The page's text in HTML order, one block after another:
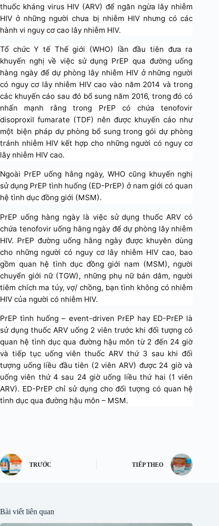
thuốc kháng virus HIV (ARV) để ngăn ngừa lây nhiễm
HIV ở những người chưa bị nhiễm HIV nhưng có các
hành vi nguy cơ cao lây nhiễm HIV.
Tổ chức Y tế Thế giới (WHO) lần đầu tiên đưa ra
khuyến nghị về việc sử dụng PrEP qua đường uống
hàng ngày để dự phòng lây nhiễm HIV ở những người
có nguy cơ lây nhiễm HIV cao vào năm 2014 và trong
các khuyến cáo sau đó bổ sung năm 2016, trong đó có
nhấn mạnh rằng trong PrEP có chứa tenofovir
disoproxil fumarate (TDF) nên được khuyến cáo như
một biện pháp dự phòng bổ sung trong gói dự phòng
tránh nhiễm HIV kết hợp cho những người có nguy cơ
lây nhiễm HIV cao.
Ngoài PrEP uống hằng ngày, WHO cũng khuyến nghị
sử dụng PrEP tình huống (ED-PrEP) ở nam giới có quan
hệ tình dục đồng giới (MSM).
PrEP uống hàng ngày là việc sử dụng thuốc ARV có
chứa tenofovir uống hằng ngày để dự phòng lây nhiễm
HIV. PrEP đường uống hằng ngày được khuyên dùng
cho những người có nguy cơ lây nhiễm HIV cao, bao
gồm quan hệ tình dục đồng giới nam (MSM), người
chuyển giới nữ (TGW), những phụ nữ bán dâm, người
tiêm chích ma túy, vợ/ chồng, bạn tình không có nhiễm
HIV của người có nhiễm HIV.
PrEP tình huống – event-driven PrEP hay ED-PrEP là
sử dụng thuốc ARV uống 2 viên trước khi đối tượng có
quan hệ tình dục qua đường hậu môn từ 2 đến 24 giờ
và tiếp tục uống viên thuốc ARV thứ 3 sau khi đối
tượng uống liều đầu tiên (2 viên ARV) được 24 giờ và
uống viên thứ 4 sau 24 giờ uống liều thứ hai (1 viên
ARV). ED-PrEP chỉ sử dụng cho đối tượng có quan hệ
tình dục qua đường hậu môn – MSM.
TRƯỚC TIẾP THEO
Bài viết liên quan